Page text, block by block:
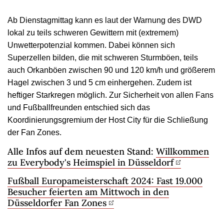
Ab Dienstagmittag kann es laut der Warnung des DWD
lokal zu teils schweren Gewittern mit (extremem)
Unwetterpotenzial kommen. Dabei können sich
Superzellen bilden, die mit schweren Sturmböen, teils
auch Orkanböen zwischen 90 und 120 km/h und größerem
Hagel zwischen 3 und 5 cm einhergehen. Zudem ist
heftiger Starkregen möglich. Zur Sicherheit von allen Fans
und Fußballfreunden entschied sich das
Koordinierungsgremium der Host City für die Schließung
der Fan Zones.
Alle Infos auf dem neuesten Stand: Willkommen
zu Everybody's Heimspiel in Düsseldorf
Fußball Europameisterschaft 2024: Fast 19.000
Besucher feierten am Mittwoch in den
Düsseldorfer Fan Zones